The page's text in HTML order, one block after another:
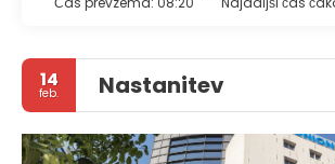
14
feb. Nastanitev